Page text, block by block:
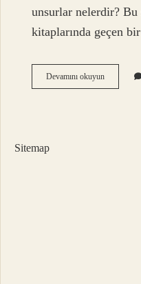
unsurlar nelerdir? Bu
kitaplarında geçen
Devamını okuyunMilli
kimliğin
Sitemap